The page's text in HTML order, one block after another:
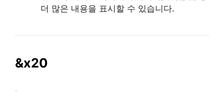
더 많은 내용을 표시할 수 있습니다.
&x20